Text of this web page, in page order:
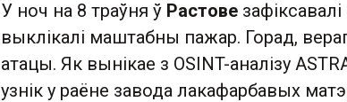
У ноч на 8 траўня ў Растове
выклікалі маштабны пажар. Горад,
атацы. Як вынікае з OSINT-аналізу
узнік у раёне завода лакафарбавых